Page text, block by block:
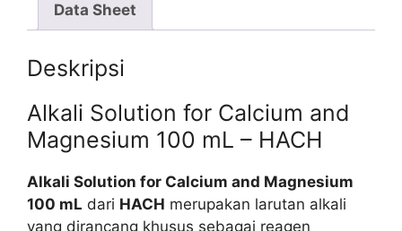
Data Sheet
Deskripsi
Alkali Solution for Calcium and
Magnesium 100 mL – HACH
Alkali Solution for Calcium and Magnesium
100 mL dari HACH merupakan larutan alkali
yang dirancang khusus sebagai reagen